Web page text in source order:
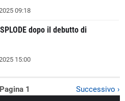
09:18
dopo il debutto di
15:00
Pagina 1 Successivo ›